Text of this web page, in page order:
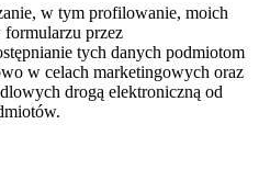
w tym profilowanie, moich
przez
tych danych podmiotom
w celach marketingowych oraz
drogą elektroniczną od